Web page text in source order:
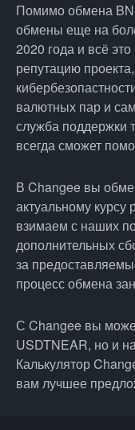
Помимо обмена
обмены еще на
2020 года и всё
репутацию
валютных пар и
служба поддержки
всегда сможет
В Changee вы
актуальному
взимаем с наших
дополнительных
за
процесс обмена
С Changee вы
USDTNEAR, но и
Калькулятор
вам лучшее